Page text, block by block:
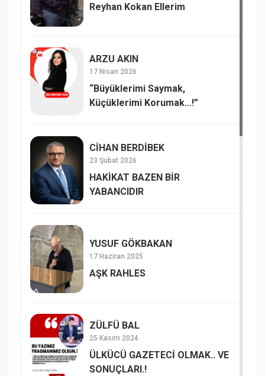
Reyhan Kokan Ellerim
ARZU AKIN
17 Nisan 2026
“Büyüklerimi Saymak,
Küçüklerimi Korumak…!”
CİHAN BERDİBEK
23 Şubat 2026
HAKİKAT BAZEN BİR
YABANCIDIR
YUSUF GÖKBAKAN
17 Haziran 2025
AŞK RAHLES
ZÜLFÜ BAL
25 Kasım 2024
ÜLKÜCÜ GAZETECİ OLMAK.. VE
SONUÇLARI.!